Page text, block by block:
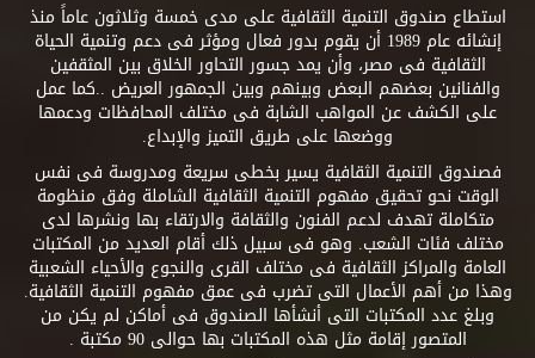
استطاع صندوق التنمية الثقافية على مدى خمسة وثلاثون عاماً منذ
إنشائه عام 1989 أن يقوم بدور فعال ومؤثر فى دعم وتنمية الحياة
الثقافية فى مصر، وأن يمد جسور التحاور الخلاق بين المثقفين
والفنانين بعضهم البعض وبينهم وبين الجمهور العريض ..كما عمل
على الكشف عن المواهب الشابة فى مختلف المحافظات ودعمها
ووضعها على طريق التميز والإبداع.
فصندوق التنمية الثقافية يسير بخطى سريعة ومدروسة فى نفس
الوقت نحو تحقيق مفهوم التنمية الثقافية الشاملة وفق منظومة
متكاملة تهدف لدعم الفنون والثقافة والارتقاء بها ونشرها لدى
مختلف فئات الشعب. وهو فى سبيل ذلك أقام العديد من المكتبات
العامة والمراكز الثقافية فى مختلف القرى والنجوع والأحياء الشعبية
وهذا من أهم الأعمال التى تضرب فى عمق مفهوم التنمية الثقافية.
وبلغ عدد المكتبات التى أنشأها الصندوق فى أماكن لم يكن من
المتصور إقامة مثل هذه المكتبات بها حوالى 90 مكتبة .